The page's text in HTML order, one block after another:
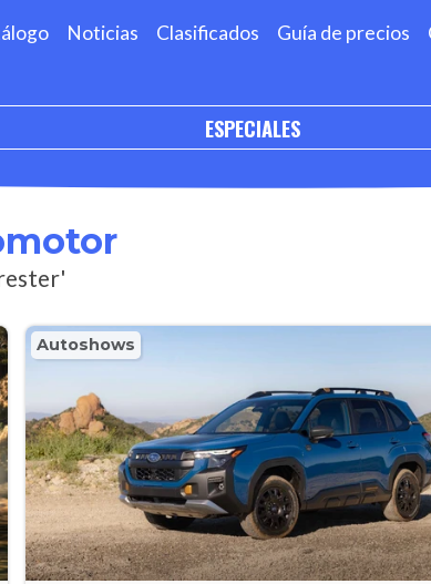
Noticias Clasificados Guía de precios
ESPECIALES
Autoshows